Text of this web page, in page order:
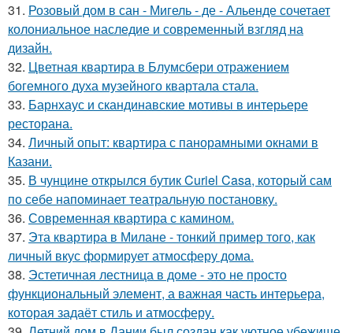
31. Розовый дом в сан - Мигель - де - Альенде сочетает
колониальное наследие и современный взгляд на
дизайн.
32. Цветная квартира в Блумсбери отражением
богемного духа музейного квартала стала.
33. Барнхаус и скандинавские мотивы в интерьере
ресторана.
34. Личный опыт: квартира с панорамными окнами в
Казани.
35. В чунцине открылся бутик Curiel Casa, который сам
по себе напоминает театральную постановку.
36. Современная квартира с камином.
37. Эта квартира в Милане - тонкий пример того, как
личный вкус формирует атмосферу дома.
38. Эстетичная лестница в доме - это не просто
функциональный элемент, а важная часть интерьера,
которая задаёт стиль и атмосферу.